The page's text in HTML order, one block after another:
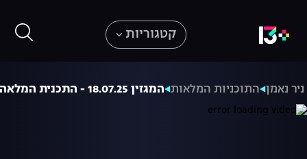
קטגוריות
נאמן התוכניות המלאות המגזין 18.07.25 - התכנית המלאה